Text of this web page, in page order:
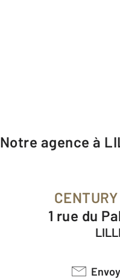
Notre agence à
1 rue du